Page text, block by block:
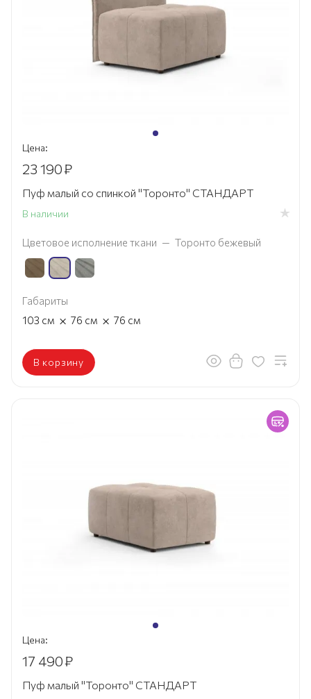
Цена:
23 190₽
Пуф малый со спинкой "Торонто" СТАНДАРТ
В наличии
Цветовое исполнение ткани — Торонто бежевый
Габариты
103 см × 76 см × 76 см
В корзину
Цена:
17 490₽
Пуф малый "Торонто" СТАНДАРТ